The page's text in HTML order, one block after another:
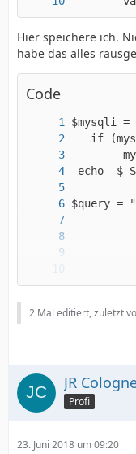
Hier speichere ich.
habe das alles
Code
2 Mal editiert, zuletzt
JR
Profi
23. Juni 2018 um 09:20